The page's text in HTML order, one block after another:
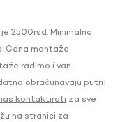
2500rsd. Minimalna
Cena montaže
radimo i van
obračunavaju putni
kontaktirati za sve
na stranici za